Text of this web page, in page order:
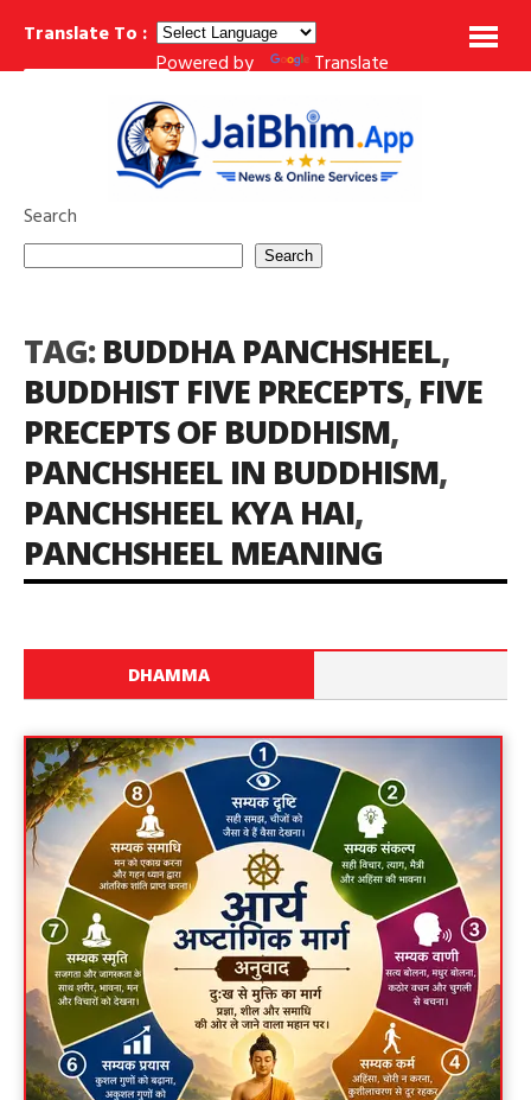
Translate To :
Powered by
Translate
Search
Search
TAG:BUDDHA PANCHSHEEL,
BUDDHIST FIVE PRECEPTS, FIVE
PRECEPTS OF BUDDHISM,
PANCHSHEEL IN BUDDHISM,
PANCHSHEEL KYA HAI,
PANCHSHEEL MEANING
DHAMMA